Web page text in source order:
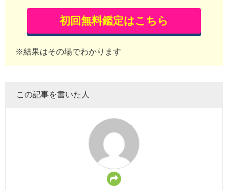
初回無料鑑定はこちら
※結果はその場でわかります
この記事を書いた人